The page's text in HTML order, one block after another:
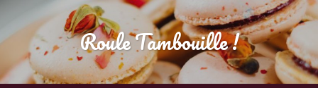
Roule Tambouille !